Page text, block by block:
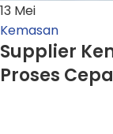
13 Mei
Kemasan
Supplier
Proses